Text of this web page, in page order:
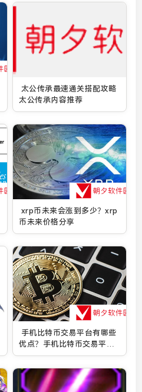
太公传承最速通关搭配攻略
太公传承内容推荐
xrp币未来会涨到多少？xrp
币未来价格分享
手机比特币交易平台有哪些
优点？手机比特币交易平台
优点分享